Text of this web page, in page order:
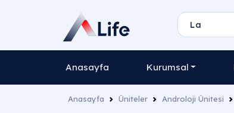
Anasayfa Kurumsal
Anasayfa Üniteler Androloji Ünitesi